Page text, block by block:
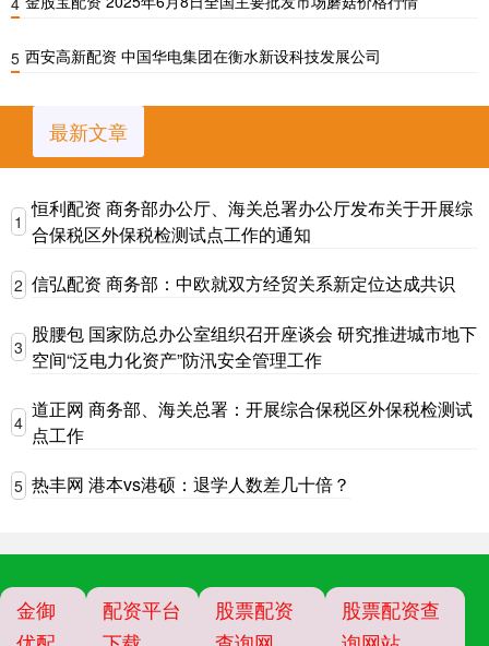
5 西安高新配资 中国华电集团在衡水新设科技发展公司
最新文章
1
恒利配资 商务部办公厅、海关总署办公厅发布关于开展综
合保税区外保税检测试点工作的通知
2 信弘配资 商务部：中欧就双方经贸关系新定位达成共识
3
股腰包 国家防总办公室组织召开座谈会 研究推进城市地下
空间“泛电力化资产”防汛安全管理工作
4
道正网 商务部、海关总署：开展综合保税区外保税检测试
点工作
5 热丰网 港本vs港硕：退学人数差几十倍？
金御
配资平台
股票配资
股票配资查